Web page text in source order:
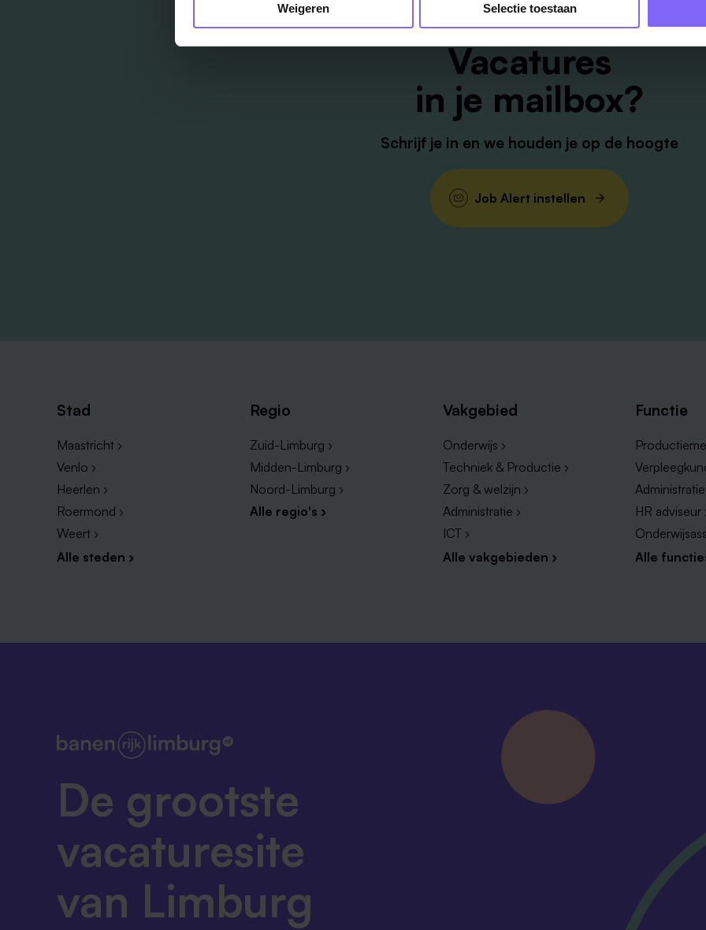
Weigeren Selectie toestaan
Vacatures
in je mailbox?
Schrijf je in en we houden je op de hoogte
Job Alert instellen
Stad
Maastricht ›
Venlo ›
Heerlen ›
Roermond ›
Weert ›
Alle steden ›
Regio
Zuid-Limburg ›
Midden-Limburg ›
Noord-Limburg ›
Alle regio's ›
Vakgebied
Onderwijs ›
Techniek & Productie ›
Zorg & welzijn ›
Administratie ›
ICT ›
Alle vakgebieden ›
Functie
HR adviseur
Alle
De grootste
vacaturesite
van Limburg